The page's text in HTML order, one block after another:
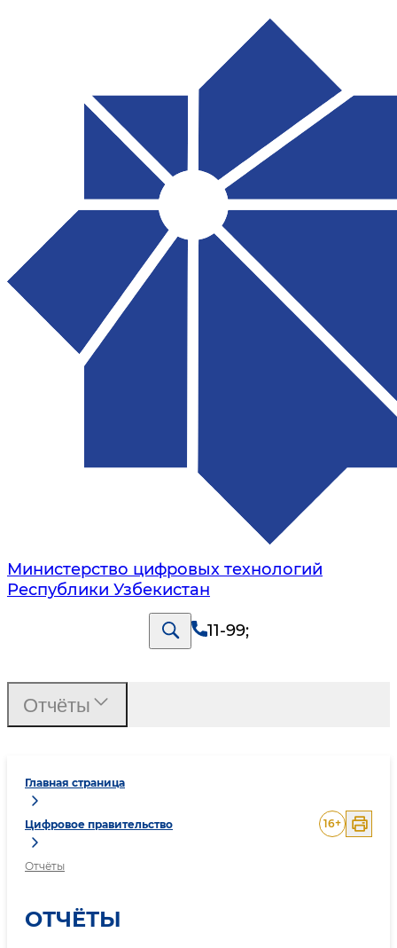
Министерство цифровых технологий
Республики Узбекистан
11-99;
Главная страница
Цифровое правительство
Отчёты
16+
ОТЧЁТЫ
Отчёты